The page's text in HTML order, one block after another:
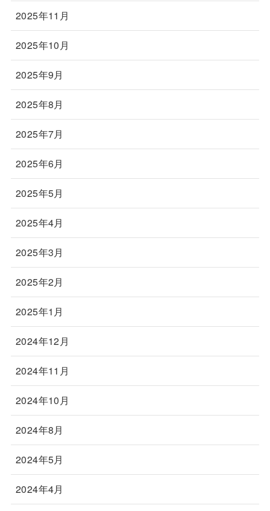
2025年11月
2025年10月
2025年9月
2025年8月
2025年7月
2025年6月
2025年5月
2025年4月
2025年3月
2025年2月
2025年1月
2024年12月
2024年11月
2024年10月
2024年8月
2024年5月
2024年4月